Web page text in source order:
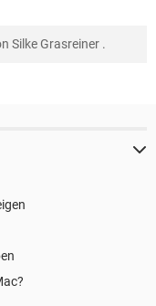
Silke Grasreiner .